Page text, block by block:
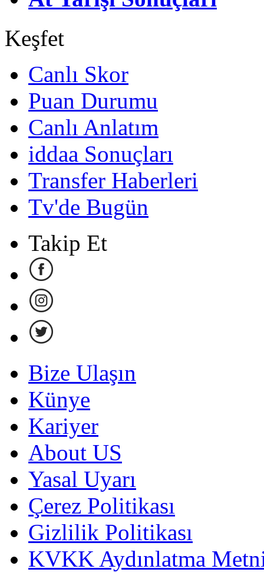
Keşfet
Canlı Skor
Puan Durumu
Canlı Anlatım
iddaa Sonuçları
Transfer Haberleri
Tv'de Bugün
Takip Et
Bize Ulaşın
Künye
Kariyer
About US
Yasal Uyarı
Çerez Politikası
Gizlilik Politikası
KVKK Aydınlatma